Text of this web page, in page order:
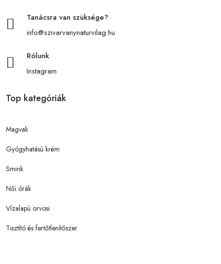
Tanácsra van szüksége?
info@szivarvanynaturvilag.hu
Rólunk
Instagram
Top kategóriák
Magvak
Gyógyhatású krém
Smink
Női órák
Vízalapú orvosi
Tisztító és fertőtlenítőszer